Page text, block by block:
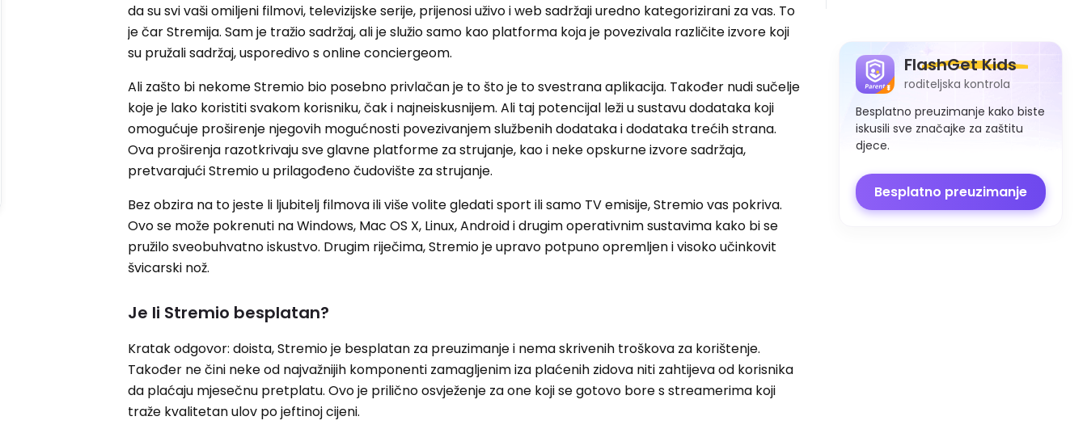
da su svi vaši omiljeni filmovi, televizijske serije, prijenosi uživo i web sadržaji uredno kategorizirani za vas. To
je čar Stremija. Sam je tražio sadržaj, ali je služio samo kao platforma koja je povezivala različite izvore koji
su pružali sadržaj, usporedivo s online conciergeom.
Ali zašto bi nekome Stremio bio posebno privlačan je to što je to svestrana aplikacija. Također nudi sučelje
koje je lako koristiti svakom korisniku, čak i najneiskusnijem. Ali taj potencijal leži u sustavu dodataka koji
omogućuje proširenje njegovih mogućnosti povezivanjem službenih dodataka i dodataka trećih strana.
Ova proširenja razotkrivaju sve glavne platforme za strujanje, kao i neke opskurne izvore sadržaja,
pretvarajući Stremio u prilagođeno čudovište za strujanje.
Bez obzira na to jeste li ljubitelj filmova ili više volite gledati sport ili samo TV emisije, Stremio vas pokriva.
Ovo se može pokrenuti na Windows, Mac OS X, Linux, Android i drugim operativnim sustavima kako bi se
pružilo sveobuhvatno iskustvo. Drugim riječima, Stremio je upravo potpuno opremljen i visoko učinkovit
švicarski nož.
Je li Stremio besplatan?
Kratak odgovor: doista, Stremio je besplatan za preuzimanje i nema skrivenih troškova za korištenje.
Također ne čini neke od najvažnijih komponenti zamagljenim iza plaćenih zidova niti zahtijeva od korisnika
da plaćaju mjesečnu pretplatu. Ovo je prilično osvježenje za one koji se gotovo bore s streamerima koji
traže kvalitetan ulov po jeftinoj cijeni.
FlashGet Kids
roditeljska kontrola
Besplatno preuzimanje kako biste
iskusili sve značajke za zaštitu
djece.
Besplatno preuzimanje